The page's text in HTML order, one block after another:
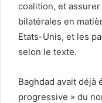
coalition, et
bilatérales en
Etats-Unis, et les
selon le texte.
Baghdad avait déjà
progressive » du